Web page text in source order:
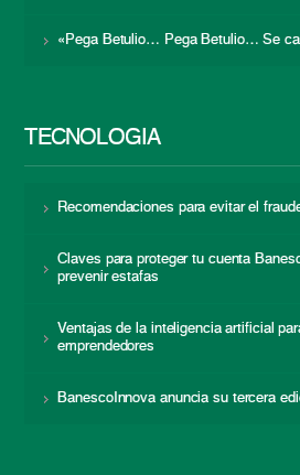
«Pega Betulio… Pega Betulio… Se
TECNOLOGÍA
Recomendaciones para evitar el
Claves para proteger tu cuenta
prevenir estafas
Ventajas de la inteligencia artificial
emprendedores
BanescoInnova anuncia su tercera